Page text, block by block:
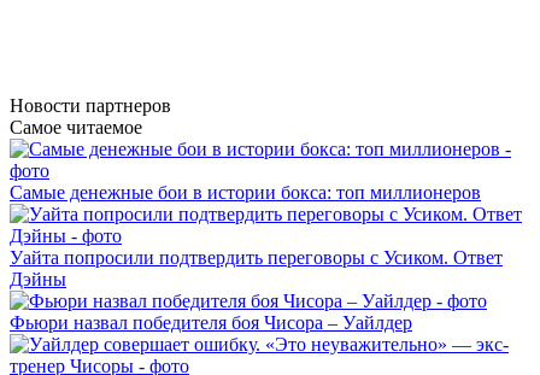
Новости партнеров
Самое читаемое
Самые денежные бои в истории бокса: топ миллионеров
Уайта попросили подтвердить переговоры с Усиком. Ответ
Дэйны
Фьюри назвал победителя боя Чисора – Уайлдер